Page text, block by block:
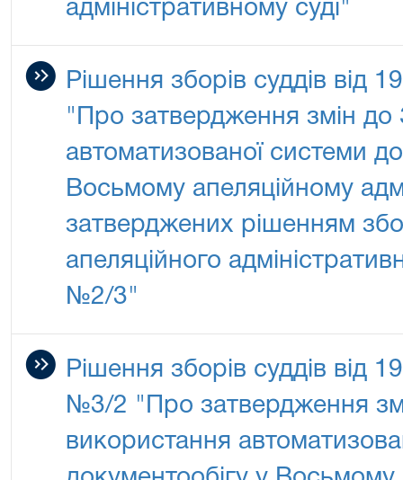
адміністративному суді"
Рішення зборів суддів від
"Про затвердження змін до
автоматизованої системи
Восьмому апеляційному
затверджених рішенням
апеляційного
№2/3"
Рішення зборів суддів від
№3/2 "Про затвердження
використання